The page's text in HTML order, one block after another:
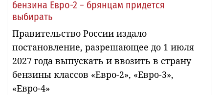
бензина Евро-2 − брянцам придется
выбирать
Правительство России издало
постановление, разрешающее до 1 июля
2027 года выпускать и ввозить в страну
бензины классов «Евро-2», «Евро-3»,
«Евро-4»